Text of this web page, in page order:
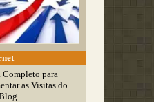
Completo para
as Visitas do